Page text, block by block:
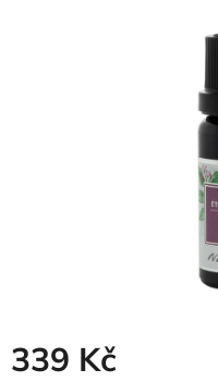
339 Kč